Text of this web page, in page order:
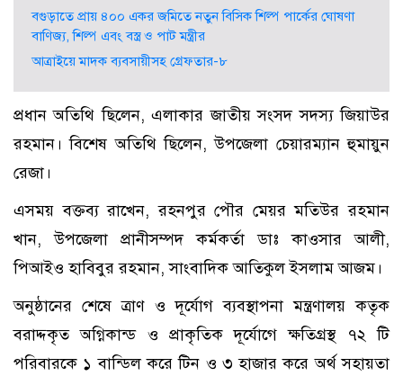
বগুড়াতে প্রায় ৪০০ একর জমিতে নতুন বিসিক শিল্প পার্কের ঘোষণা
বাণিজ্য, শিল্প এবং বস্ত্র ও পাট মন্ত্রীর
আত্রাইয়ে মাদক ব্যবসায়ীসহ গ্রেফতার-৮
প্রধান অতিথি ছিলেন, এলাকার জাতীয় সংসদ সদস্য জিয়াউর
রহমান। বিশেষ অতিথি ছিলেন, উপজেলা চেয়ারম্যান হুমায়ুন
রেজা।
এসময় বক্তব্য রাখেন, রহনপুর পৌর মেয়র মতিউর রহমান
খান, উপজেলা প্রানীসম্পদ কর্মকর্তা ডাঃ কাওসার আলী,
পিআইও হাবিবুর রহমান, সাংবাদিক আতিকুল ইসলাম আজম।
অনুষ্ঠানের শেষে ত্রাণ ও দূর্যোগ ব্যবস্থাপনা মন্ত্রণালয় কতৃক
বরাদ্দকৃত অগ্নিকান্ড ও প্রাকৃতিক দূর্যোগে ক্ষতিগ্রস্থ ৭২ টি
পরিবারকে ১ বান্ডিল করে টিন ও ৩ হাজার করে অর্থ সহায়তা